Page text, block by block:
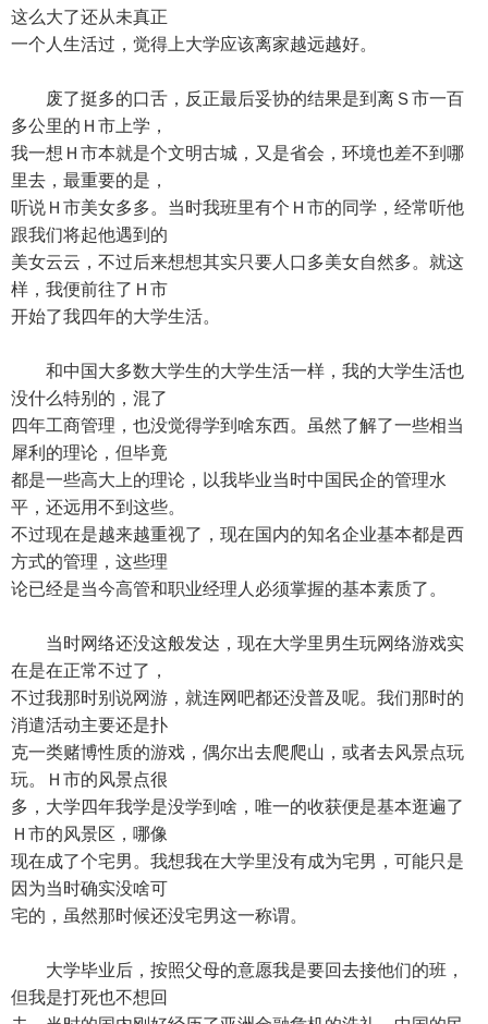
这么大了还从未真正
一个人生活过，觉得上大学应该离家越远越好。
废了挺多的口舌，反正最后妥协的结果是到离Ｓ市一百
多公里的Ｈ市上学，
我一想Ｈ市本就是个文明古城，又是省会，环境也差不到哪
里去，最重要的是，
听说Ｈ市美女多多。当时我班里有个Ｈ市的同学，经常听他
跟我们将起他遇到的
美女云云，不过后来想想其实只要人口多美女自然多。就这
样，我便前往了Ｈ市
开始了我四年的大学生活。
和中国大多数大学生的大学生活一样，我的大学生活也
没什么特别的，混了
四年工商管理，也没觉得学到啥东西。虽然了解了一些相当
犀利的理论，但毕竟
都是一些高大上的理论，以我毕业当时中国民企的管理水
平，还远用不到这些。
不过现在是越来越重视了，现在国内的知名企业基本都是西
方式的管理，这些理
论已经是当今高管和职业经理人必须掌握的基本素质了。
当时网络还没这般发达，现在大学里男生玩网络游戏实
在是在正常不过了，
不过我那时别说网游，就连网吧都还没普及呢。我们那时的
消遣活动主要还是扑
克一类赌博性质的游戏，偶尔出去爬爬山，或者去风景点玩
玩。Ｈ市的风景点很
多，大学四年我学是没学到啥，唯一的收获便是基本逛遍了
Ｈ市的风景区，哪像
现在成了个宅男。我想我在大学里没有成为宅男，可能只是
因为当时确实没啥可
宅的，虽然那时候还没宅男这一称谓。
大学毕业后，按照父母的意愿我是要回去接他们的班，
但我是打死也不想回